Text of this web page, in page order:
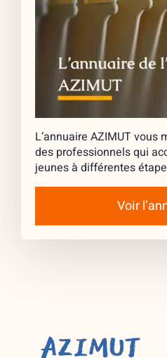
L’annuaire AZIMUT vous
des professionnels qui
jeunes à différentes
Voir